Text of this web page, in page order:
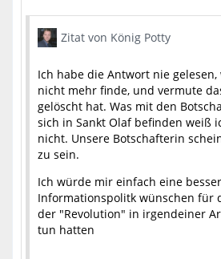
Zitat von König Potty
Ich habe die Antwort nie
nicht mehr finde, und vermute
gelöscht hat. Was mit den
sich in Sankt Olaf befinden weiß
nicht. Unsere Botschafterin
zu sein.
Ich würde mir einfach eine
Informationspolitk wünschen für
der "Revolution" in irgendeiner
tun hatten